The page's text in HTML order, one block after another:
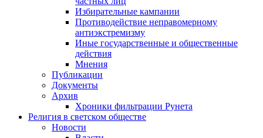
Избирательные кампании
Противодействие неправомерному
антиэкстремизму
Иные государственные и общественные
действия
Мнения
Публикации
Документы
Архив
Хроники фильтрации Рунета
Религия в светском обществе
Новости